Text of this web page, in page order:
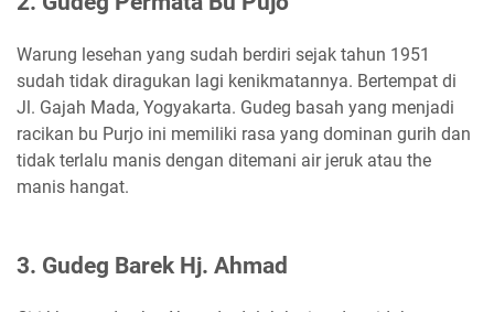
Warung lesehan yang sudah berdiri sejak tahun 1951
sudah tidak diragukan lagi kenikmatannya. Bertempat di
Jl. Gajah Mada, Yogyakarta. Gudeg basah yang menjadi
racikan bu Purjo ini memiliki rasa yang dominan gurih dan
tidak terlalu manis dengan ditemani air jeruk atau the
manis hangat.
3. Gudeg Barek Hj. Ahmad